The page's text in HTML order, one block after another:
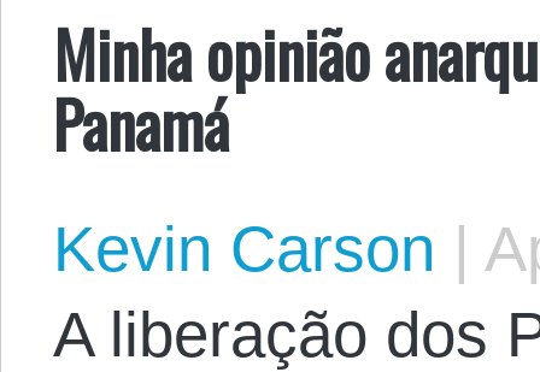
Minha opinião
Panamá
Kevin Carson |
A liberação dos